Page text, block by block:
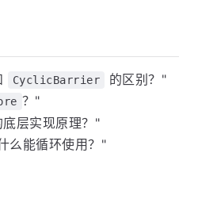
CyclicBarrier
的区别？"
？"
底层实现原理？"
么能循环使用？"